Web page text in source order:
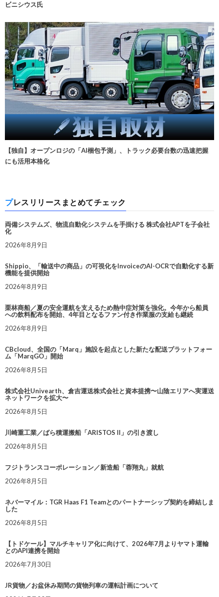
ビニシウス氏
【独自】オープンロジの「AI梱包予測」、トラック必要台数の迅速把握
にも活用本格化
プレスリリースまとめてチェック
両備システムズ、物流自動化システムを手掛ける 株式会社APTを子会社
化
2026年8月9日
Shippio、「輸送中の商品」の可視化をInvoiceのAI-OCRで自動化する新
機能を提供開始
2026年8月9日
栗林商船／夏の安全運航を支えるため熱中症対策を強化。今年から船員
への飲料配布を開始、4年目となるファン付き作業服の支給も継続
2026年8月9日
CBcloud、全国の「Marq」施設を起点とした新たな配送プラットフォー
ム「MarqGO」開始
2026年8月5日
株式会社Univearth、倉吉運送株式会社と資本提携〜山陰エリアへ実運送
ネットワークを拡大〜
2026年8月5日
川崎重工業／ばら積運搬船「ARISTOS II」の引き渡し
2026年8月5日
フジトランスコーポレーション／新造船「蓉翔丸」就航
2026年8月5日
ネバーマイル：TGR Haas F1 Teamとのパートナーシップ契約を締結しま
した
2026年8月5日
【トドケール】マルチキャリア化に向けて、2026年7月よりヤマト運輸
とのAPI連携を開始
2026年7月30日
JR貨物／お盆休み期間の貨物列車の運転計画について